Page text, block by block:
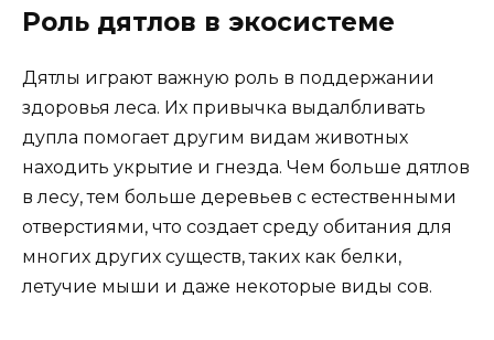
Роль дятлов в экосистеме
Дятлы играют важную роль в поддержании
здоровья леса. Их привычка выдалбливать
дупла помогает другим видам животных
находить укрытие и гнезда. Чем больше дятлов
в лесу, тем больше деревьев с естественными
отверстиями, что создает среду обитания для
многих других существ, таких как белки,
летучие мыши и даже некоторые виды сов.